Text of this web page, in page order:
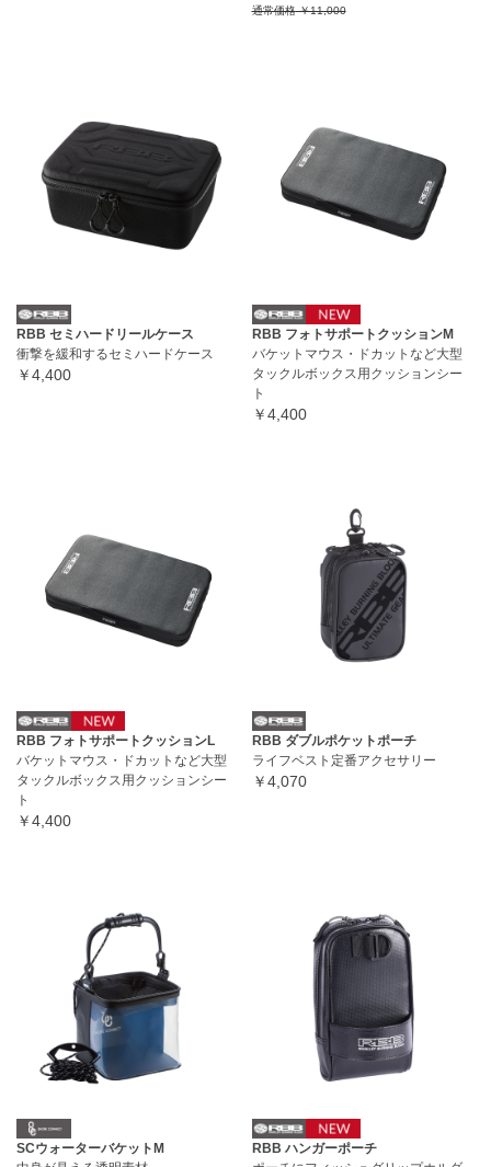
通常価格￥11,000
RBB セミハードリールケース
衝撃を緩和するセミハードケース
￥4,400
RBB フォトサポートクッションM
バケットマウス・ドカットなど大型
タックルボックス用クッションシー
ト
￥4,400
RBB フォトサポートクッションL
バケットマウス・ドカットなど大型
タックルボックス用クッションシー
ト
￥4,400
RBB ダブルポケットポーチ
ライフベスト定番アクセサリー
￥4,070
SCウォーターバケットM
RBB ハンガーポーチ